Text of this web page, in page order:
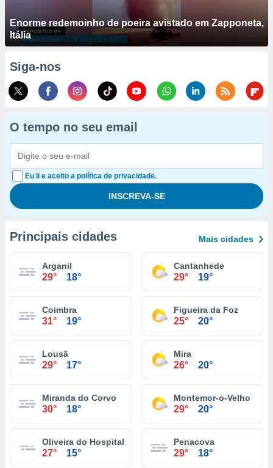
Enorme redemoinho de poeira avistado em Zapponeta,
Itália
Siga-nos
O tempo no seu email
Eu li e aceito a política de privacidade.
Principais cidades Mais cidades
Arganil
29° 18°
Cantanhede
29° 19°
Coimbra
31° 19°
Figueira da Foz
25° 20°
Lousã
29° 17°
Mira
26° 20°
Miranda do Corvo
30° 18°
Montemor-o-Velho
29° 20°
Oliveira do Hospital
27° 15°
Penacova
29° 18°